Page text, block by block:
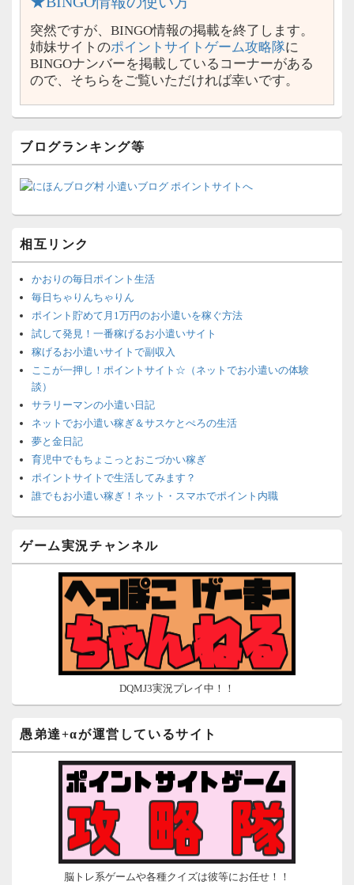
突然ですが、BINGO情報の掲載を終了します。
姉妹サイトのポイントサイトゲーム攻略隊に
BINGOナンバーを掲載しているコーナーがある
ので、そちらをご覧いただければ幸いです。
ブログランキング等
相互リンク
かおりの毎日ポイント生活
毎日ちゃりんちゃりん
ポイント貯めて月1万円のお小遣いを稼ぐ方法
試して発見！一番稼げるお小遣いサイト
稼げるお小遣いサイトで副収入
ここが一押し！ポイントサイト☆（ネットでお小遣いの体験
談）
サラリーマンの小遣い日記
ネットでお小遣い稼ぎ＆サスケとぺろの生活
夢と金日記
育児中でもちょこっとおこづかい稼ぎ
ポイントサイトで生活してみます？
誰でもお小遣い稼ぎ！ネット・スマホでポイント内職
ネットで簡単にお小遣い稼ぎ☆安心・安全・リスクなし☆
ポイントがお金に！？-空いた時間でちょい稼ぎ-
在宅deお小遣い！～小銭だって集めれば諭吉になる～
ネット収入攻略ナビ
ポイントサイトは安全？危険？お小遣い稼ぎサイトの使い方ガ
ゲーム実況チャンネル
DQMJ3実況プレイ中！！
愚弟達+αが運営しているサイト
脳トレ系ゲームや各種クイズは彼等にお任せ！！